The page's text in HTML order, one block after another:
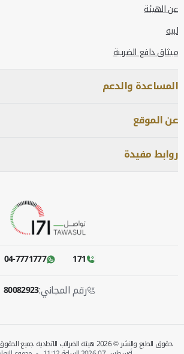
عن الهيئة
لبيه
ميثاق دافع الضريبة
المساعدة والدعم
عن الموقع
روابط مفيدة
171
04-7771777
رقم المجاني:80082923
حقوق الطبع والنشر © 2026 هيئة الضرائب الاتحادية جميع الحقوق محفوظة